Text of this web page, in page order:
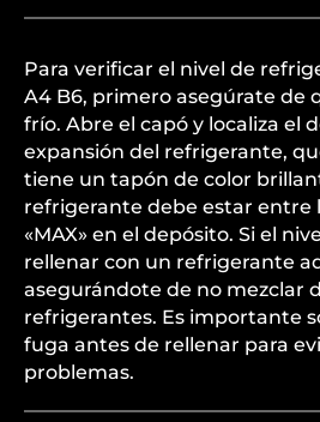
Para verificar el nivel de
A4 B6, primero asegúrate de
frío. Abre el capó y localiza el
expansión del refrigerante,
tiene un tapón de color
refrigerante debe estar entre
«MAX» en el depósito. Si el
rellenar con un refrigerante
asegurándote de no mezclar
refrigerantes. Es importante
fuga antes de rellenar para
problemas.